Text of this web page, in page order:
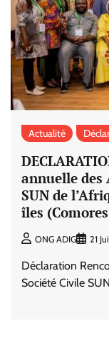
Actualité
annuelle des
SUN de
îles
ONG ADIG 21
Déclaration
Société Civile